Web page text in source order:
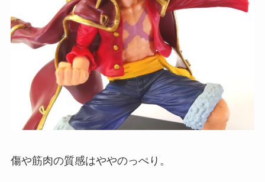
傷や筋肉の質感はややのっぺり。